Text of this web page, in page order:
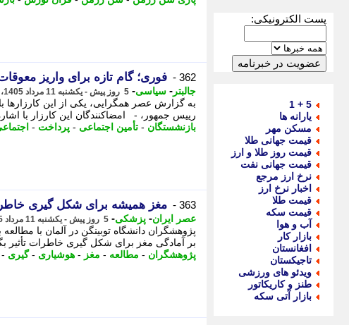
پست الکترونیکی:
5 + 1
یارانه ها
مسکن مهر
قیمت جهانی طلا
قیمت روز طلا و ارز
قیمت جهانی نفت
نرخ ارز مرجع
اخبار نرخ ارز
قیمت طلا
قیمت سکه
آب و هوا
بازار کار
افغانستان
تاجیکستان
ویدئو های ورزشی
طنز و کاریکاتور
بازار آتی سکه
362 - فوری؛ گام تازه برای واریز
جالبتر - سیاسی- 5 روز پیش - یکشنبه 11 مرداد 1405، 06:27
به گزارش عصر همگرایی، یکی از این
رییس جمهور، - امضاکنندگان این کارزار با
بازنشستگان - تأمین اجتماعی - پرداخت -
363 - مغز همیشه برای شکل گیری
عصر ایران- پزشکی- 5 روز پیش - یکشنبه 11 مرداد 1405، 04:35
پژوهشگران دانشگاه توبینگن در آلمان با
بر آمادگی مغز برای شکل گیری خاطرات تأثیر
پژوهشگران - مطالعه - مغز - هوشیاری -گیری -